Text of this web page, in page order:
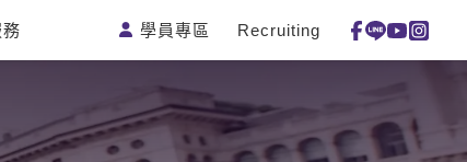
樂部
日語
韓語
一對一家教
企業訓練
學員專區 Recruiting